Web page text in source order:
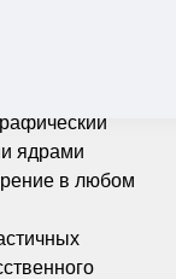
рафический
ядрами
в любом